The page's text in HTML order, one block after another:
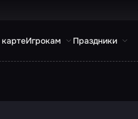
Игрокам Праздники